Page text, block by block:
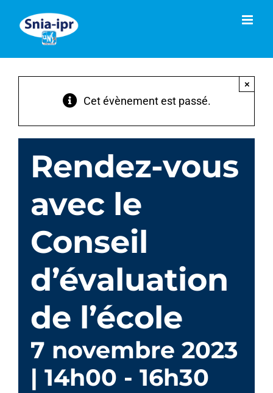
Cet évènement est passé.
×
Rendez-vous
avec le
Conseil
d’évaluation
de l’école
7 novembre 2023
| 14h00 - 16h30